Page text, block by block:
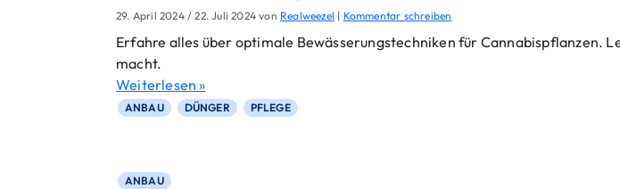
29. April 2024 / 22. Juli 2024 von Realweezel | Kommentar schreiben
Erfahre alles über optimale Bewässerungstechniken für Cannabispflanzen.
macht.
Weiterlesen »
ANBAU DÜNGER PFLEGE
ANBAU